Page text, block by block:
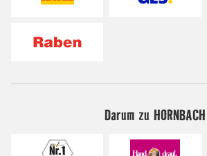
Darum zu HORNBACH